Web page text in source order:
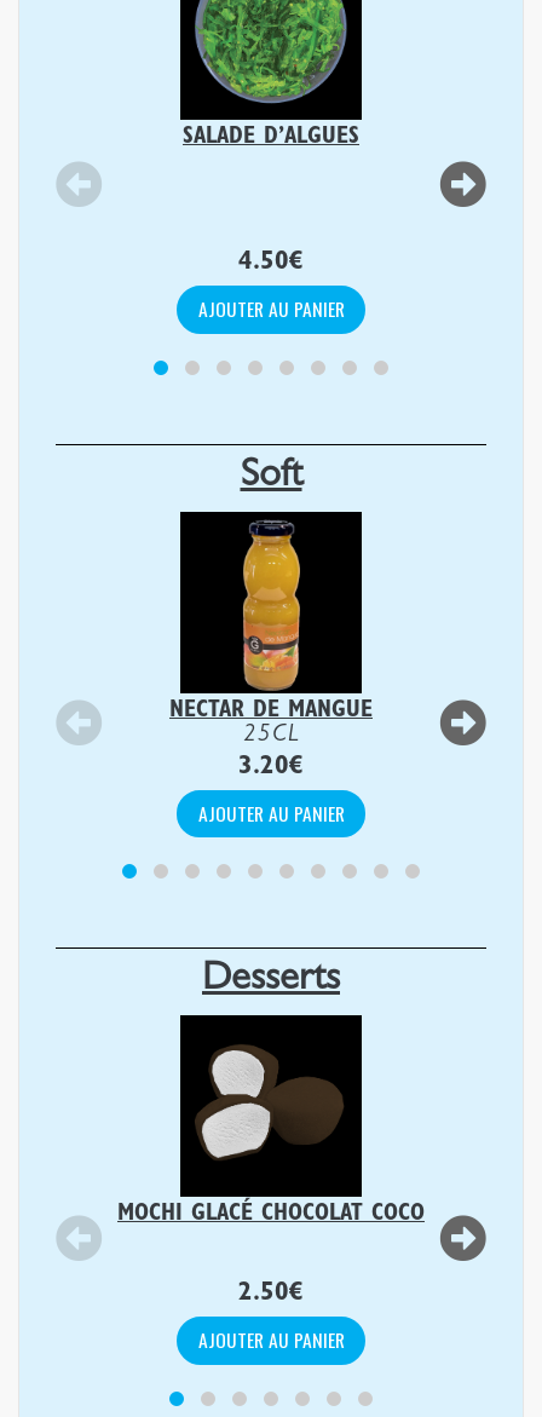
SALADE D’ALGUES
4.50€
AJOUTER AU PANIER
Soft
NECTAR DE MANGUE
25CL
3.20€
AJOUTER AU PANIER
Desserts
MOCHI GLACÉ CHOCOLAT COCO
2.50€
AJOUTER AU PANIER